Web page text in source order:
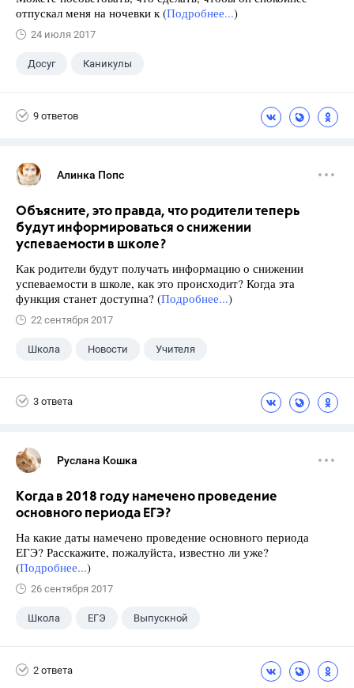
отпускал меня на ночевки к (Подробнее...)
24 июля 2017
Досуг Каникулы
9 ответов
Алинка Попс
Объясните, это правда, что родители теперь
будут информироваться о снижении
успеваемости в школе?
Как родители будут получать информацию о снижении
успеваемости в школе, как это происходит? Когда эта
функция станет доступна? (Подробнее...)
22 сентября 2017
Школа Новости Учителя
3 ответа
Руслана Кошка
Когда в 2018 году намечено проведение
основного периода ЕГЭ?
На какие даты намечено проведение основного периода
ЕГЭ? Расскажите, пожалуйста, известно ли уже?
(Подробнее...)
26 сентября 2017
Школа ЕГЭ Выпускной
2 ответа